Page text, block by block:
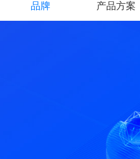
品牌 产品方案